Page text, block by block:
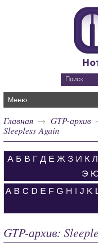
Меню
Главная GTP-архив
Sleepless Again
А Б В Г Д Е Ж З И К Л
Э
A B C D E F G H I J K
GTP-архив: